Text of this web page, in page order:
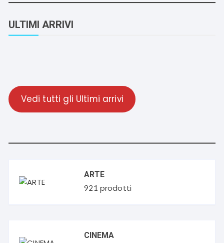
ULTIMI ARRIVI
Vedi tutti gli Ultimi arrivi
ARTE
921 prodotti
CINEMA